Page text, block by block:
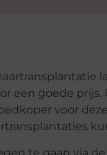
een goede prijs.
voor